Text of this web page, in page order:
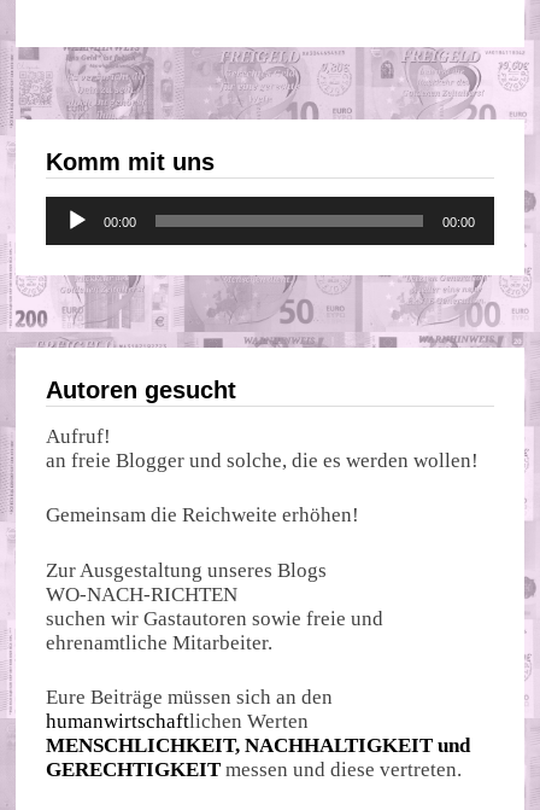
Komm mit uns
Audio-
Player
00:00 00:00
Autoren gesucht
Aufruf!
an freie Blogger und solche, die es werden wollen!
Gemeinsam die Reichweite erhöhen!
Zur Ausgestaltung unseres Blogs
WO-NACH-RICHTEN
suchen wir Gastautoren sowie freie und
ehrenamtliche Mitarbeiter.
Eure Beiträge müssen sich an den
humanwirtschaftlichen Werten
MENSCHLICHKEIT, NACHHALTIGKEIT und
GERECHTIGKEIT messen und diese vertreten.